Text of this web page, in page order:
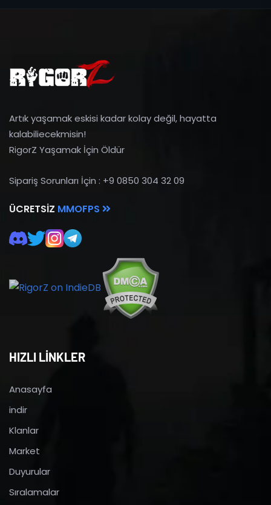
Artık yaşamak eskisi kadar kolay değil, hayatta
kalabiliecekmisin!
RigorZ Yaşamak İçin Öldür
Sipariş Sorunları İçin : +9 0850 304 32 09
ÜCRETSIZ MMOFPS
HIZLI LİNKLER
Anasayfa
indir
Klanlar
Market
Duyurular
Sıralamalar